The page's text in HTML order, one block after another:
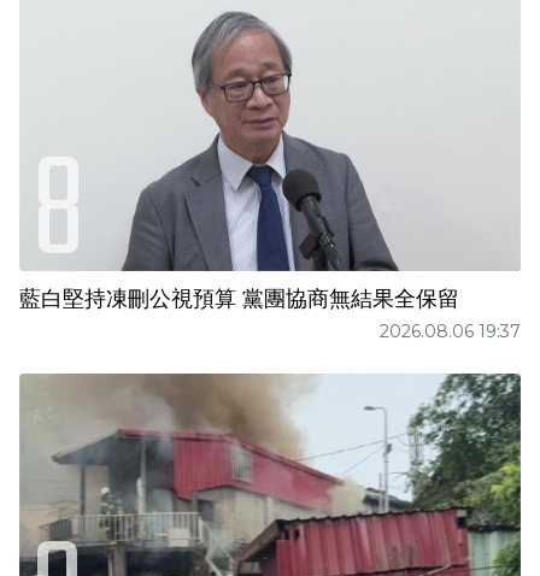
藍白堅持凍刪公視預算 黨團協商無結果全保留
2026.08.06 19:37